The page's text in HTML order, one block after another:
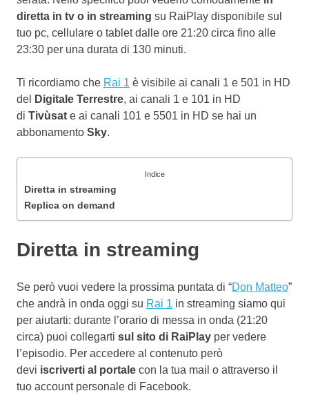
diretta in tv o in streaming su RaiPlay disponibile sul
tuo pc, cellulare o tablet dalle ore 21:20 circa fino alle
23:30 per una durata di 130 minuti.
Ti ricordiamo che Rai 1 è visibile ai canali 1 e 501 in HD
del
Digitale Terrestre, ai canali 1 e 101 in HD
di Tivùsat e ai canali 101 e 5501 in HD se hai un
abbonamento Sky.
Indice
Diretta in streaming
Replica on demand
Diretta in streaming
Se però vuoi vedere la prossima puntata di “Don Matteo”
che andrà in onda oggi su Rai 1 in streaming siamo qui
per aiutarti: durante l’orario di messa in onda (21:20
circa) puoi collegarti sul sito di RaiPlay per vedere
l’episodio. Per accedere al contenuto però
devi iscriverti al portale con la tua mail o attraverso il
tuo account personale di Facebook.